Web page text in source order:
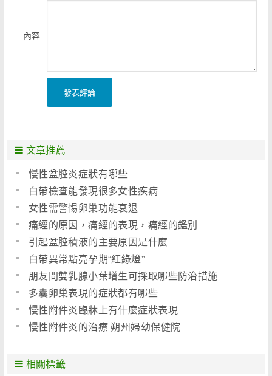
內容
發表評論
文章推薦
慢性盆腔炎症狀有哪些
白帶檢查能發現很多女性疾病
女性需警惕卵巢功能衰退
痛經的原因，痛經的表現，痛經的鑑別
引起盆腔積液的主要原因是什麼
白帶異常點亮孕期“紅綠燈”
朋友問雙乳腺小葉增生可採取哪些防治措施
多囊卵巢表現的症狀都有哪些
慢性附件炎臨牀上有什麼症狀表現
慢性附件炎的治療 朔州婦幼保健院
相關標籤